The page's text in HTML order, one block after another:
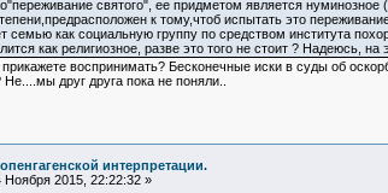
святого", ее придметом является
к тому,чтоб испытать это
семью как социальную группу по средством института
как религиозное, разве это того не стоит ? Надеюсь, на
воспринимать? Бесконечные иски в суды об
друг друга пока не поняли..
интерпретации.
Ноября 2015, 22:22:32 »